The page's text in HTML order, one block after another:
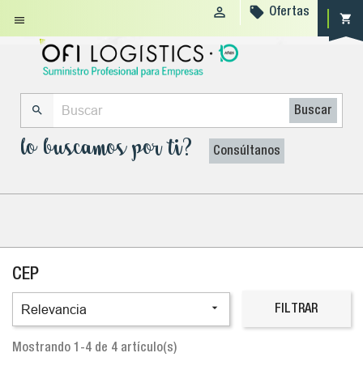
 shopping_cart
  Ofertas
 Buscar
lo buscamos por ti? Consúltanos
CEP
Relevancia  FILTRAR
Mostrando 1-4 de 4 artículo(s)